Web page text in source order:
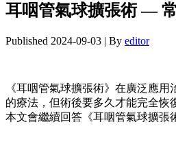
耳咽管氣球擴張術 — 常
Published 2024-09-03 | By editor
《耳咽管氣球擴張術》在廣泛應
的療法，但術後要多久才能完全恢
本文會繼續回答《耳咽管氣球擴張